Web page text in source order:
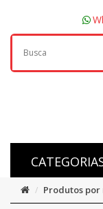
Produtos por